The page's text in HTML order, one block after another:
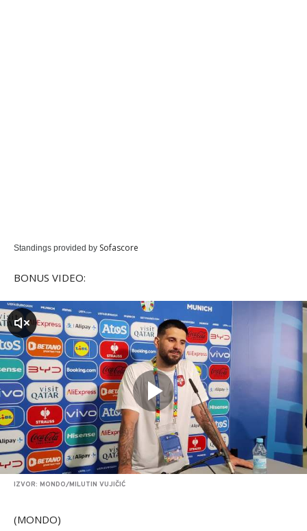
Standings provided by Sofascore
BONUS VIDEO:
IZVOR: MONDO/MILUTIN VUJIČIĆ
(MONDO)